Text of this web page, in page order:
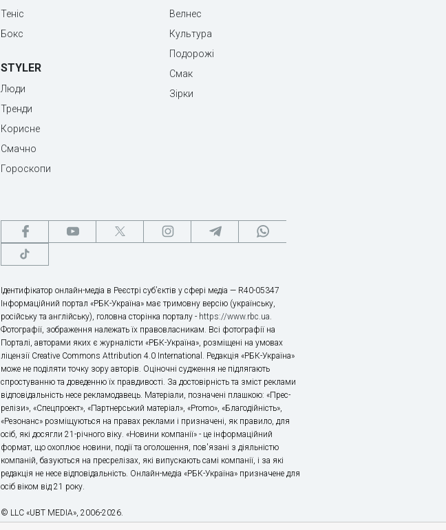
Теніс
Бокс
STYLER
Люди
Тренди
Корисне
Смачно
Гороскопи
Велнес
Культура
Подорожі
Смак
Зірки
Ідентифікатор онлайн-медіа в Реєстрі суб’єктів у сфері медіа — R40-05347
Інформаційний портал «РБК-Україна» має тримовну версію (українську,
російську та англійську), головна сторінка порталу - https://www.rbc.ua.
Фотографії, зображення належать їх правовласникам. Всі фотографії на
Порталі, авторами яких є журналісти «РБК-Україна», розміщені на умовах
ліцензії Creative Commons Attribution 4.0 International. Редакція «РБК-Україна»
може не поділяти точку зору авторів. Оціночні судження не підлягають
спростуванню та доведенню їх правдивості. За достовірність та зміст реклами
відповідальність несе рекламодавець. Матеріали, позначені плашкою: «Прес-
релізи», «Спецпроект», «Партнерський матеріал», «Promo», «Благодійність»,
«Резонанс» розміщуються на правах реклами і призначені, як правило, для
осіб, які досягли 21-річного віку. «Новини компанії» - це інформаційний
формат, що охоплює новини, події та оголошення, пов'язані з діяльністю
компаній, базуються на пресрелізах, які випускають самі компанії, і за які
редакція не несе відповідальність. Онлайн-медіа «РБК-Україна» призначене для
осіб віком від 21 року.
© LLC «UBT MEDIA», 2006-2026.